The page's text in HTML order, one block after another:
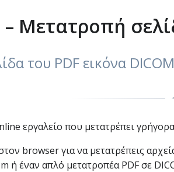
– Μετατροπή
του PDF εικόνα
εργαλείο που μετατρέπει
browser για να μετατρέπεις
ή έναν απλό μετατροπέα PDF σε